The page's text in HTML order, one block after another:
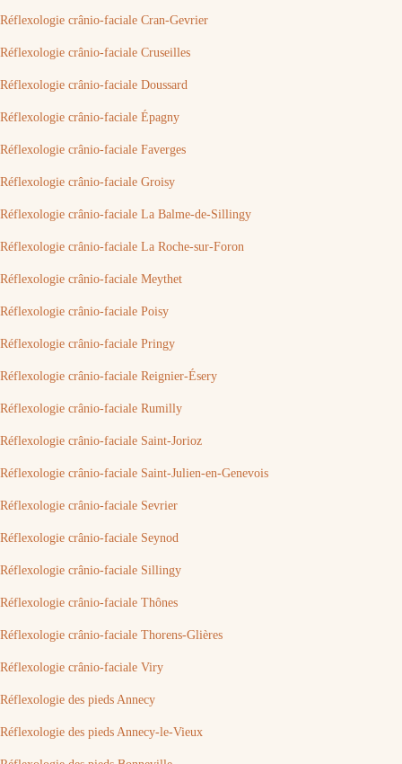
Réflexologie crânio-faciale Cran-Gevrier
Réflexologie crânio-faciale Cruseilles
Réflexologie crânio-faciale Doussard
Réflexologie crânio-faciale Épagny
Réflexologie crânio-faciale Faverges
Réflexologie crânio-faciale Groisy
Réflexologie crânio-faciale La Balme-de-Sillingy
Réflexologie crânio-faciale La Roche-sur-Foron
Réflexologie crânio-faciale Meythet
Réflexologie crânio-faciale Poisy
Réflexologie crânio-faciale Pringy
Réflexologie crânio-faciale Reignier-Ésery
Réflexologie crânio-faciale Rumilly
Réflexologie crânio-faciale Saint-Jorioz
Réflexologie crânio-faciale Saint-Julien-en-Genevois
Réflexologie crânio-faciale Sevrier
Réflexologie crânio-faciale Seynod
Réflexologie crânio-faciale Sillingy
Réflexologie crânio-faciale Thônes
Réflexologie crânio-faciale Thorens-Glières
Réflexologie crânio-faciale Viry
Réflexologie des pieds Annecy
Réflexologie des pieds Annecy-le-Vieux